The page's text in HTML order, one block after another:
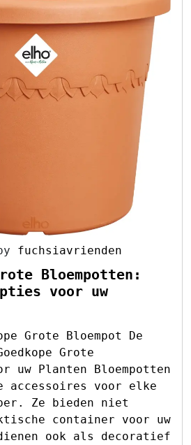
fuchsiavrienden
Bloempotten:
voor uw
Grote Bloempot De
Grote
uw Planten Bloempotten
voor elke
Ze bieden niet
container voor uw
ook als decoratief